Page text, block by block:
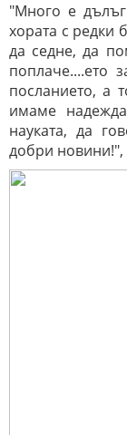
"Много е
хората с редки
да седне, да
поплаче....ето
посланието, а
имаме
науката, да
добри новини!",